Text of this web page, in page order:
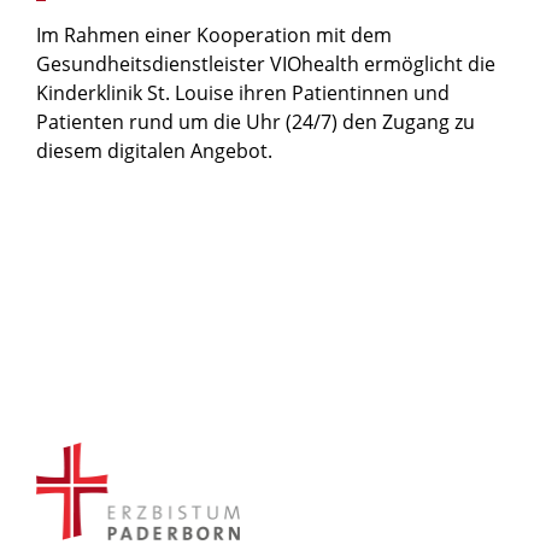
Im Rahmen einer Kooperation mit dem
Gesundheitsdienstleister VIOhealth ermöglicht die
Kinderklinik St. Louise ihren Patientinnen und
Patienten rund um die Uhr (24/7) den Zugang zu
diesem digitalen Angebot.